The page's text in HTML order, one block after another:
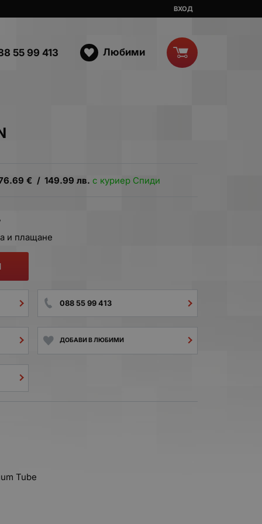
ВХОД
55 99 413 Любими
€ / 149.99 лв. с куриер Спиди
и плащане
088 55 99 413
ДОБАВИ В ЛЮБИМИ
Tube